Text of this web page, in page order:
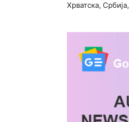
Хрватска,